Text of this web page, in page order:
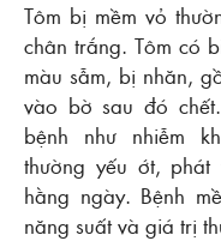
Tôm bị mềm vỏ
chân trắng. Tôm có
màu sẫm, bị nhăn,
vào bờ sau đó
bệnh như nhiễm
thường yếu ớt,
hằng ngày. Bệnh
năng suất và giá trị